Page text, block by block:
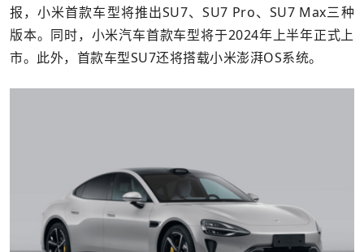
报，小米首款车型将推出SU7、SU7 Pro、SU7 Max三种
版本。同时，小米汽车首款车型将于2024年上半年正式上
市。此外，首款车型SU7还将搭载小米澎湃OS系统。